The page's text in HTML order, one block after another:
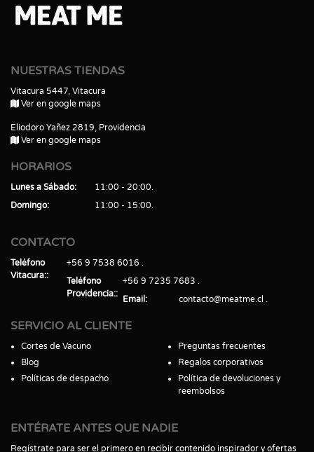
NUESTRAS TIENDAS
Vitacura 5447, Vitacura
Ver en google maps
Eliodoro Yañez 2819, Providencia
Ver en google maps
HORARIOS
Lunes a Sábado
11:00 - 20:00
Domingo
11:00 - 15:00
CONTACTO
Teléfono
Vitacura:
+56 9 7538 6016
Teléfono
Providencia:
+56 9 7235 7683
Email
contacto@meatme.cl
SERVICIO AL CLIENTE
Cortes de Vacuno
Blog
Políticas de despacho
Preguntas frecuentes
Regalos corporativos
Política de devoluciones y
reembolsos
ENTÉRATE ANTES QUE NADIE
Regístrate para ser el primero en recibir contenido inspirador y ofertas